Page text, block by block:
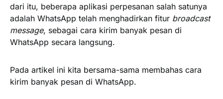
dari itu, beberapa aplikasi perpesanan salah satunya
adalah WhatsApp telah menghadirkan fitur broadcast
message, sebagai cara kirim banyak pesan di
WhatsApp secara langsung.
Pada artikel ini kita bersama-sama membahas cara
kirim banyak pesan di WhatsApp.